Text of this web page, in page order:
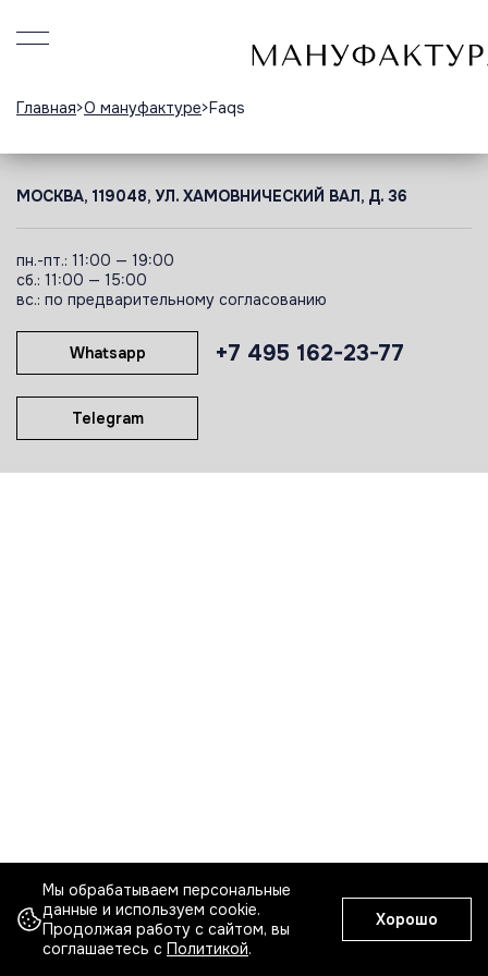
Главная О мануфактуре Faqs
МОСКВА, 119048, УЛ. ХАМОВНИЧЕСКИЙ ВАЛ, Д. 36
пн.-пт.: 11:00 — 19:00
сб.: 11:00 — 15:00
вс.: по предварительному согласованию
+7 495 162-23-77
Whatsapp
Telegram
Мы обрабатываем персональные
данные и используем cookie.
Продолжая работу с сайтом, вы
соглашаетесь с Политикой.
Хорошо